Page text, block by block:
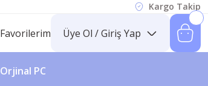
Kargo Takip
Favorilerim Üye Ol / Giriş Yap
Orjinal PC